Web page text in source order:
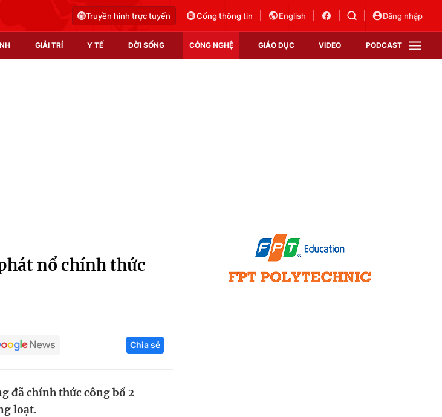
Truyền hình trực tuyến Cổng thông tin English Đăng nhập
GIẢI TRÍ Y TẾ ĐỜI SỐNG CÔNG NGHỆ GIÁO DỤC VIDEO PODCAST
Infographic
Hitech Công nghệ tương lai
Thị trường
Giao lưu trực tuyến
nổ chính thức
Chia sẻ
đã chính thức công bố 2
loạt.